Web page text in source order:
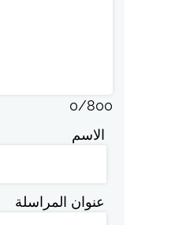
0/800
الاسم
عنوان المراسلة